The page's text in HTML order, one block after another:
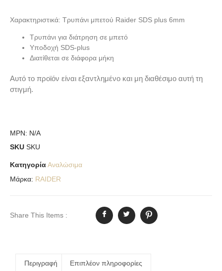
Χαρακτηριστικά: Τρυπάνι μπετού Raider SDS plus 6mm
Τρυπάνι για διάτρηση σε μπετό
Υποδοχή SDS-plus
Διατίθεται σε διάφορα μήκη
Αυτό το προϊόν είναι εξαντλημένο και μη διαθέσιμο αυτή τη
στιγμή.
MPN: N/A
SKU SKU
ΚατηγορίαΑναλώσιμα
Μάρκα: RAIDER
Share This Items :
Περιγραφή Επιπλέον πληροφορίες